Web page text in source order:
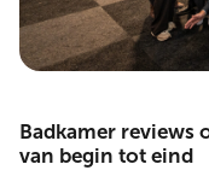
Badkamer reviews
van begin tot eind